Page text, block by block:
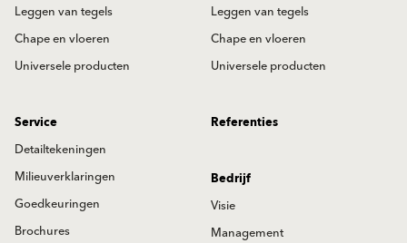
Leggen van tegels
Chape en vloeren
Universele producten
Leggen van tegels
Chape en vloeren
Universele producten
Service
Detailtekeningen
Milieuverklaringen
Goedkeuringen
Brochures
Referenties
Bedrijf
Visie
Management